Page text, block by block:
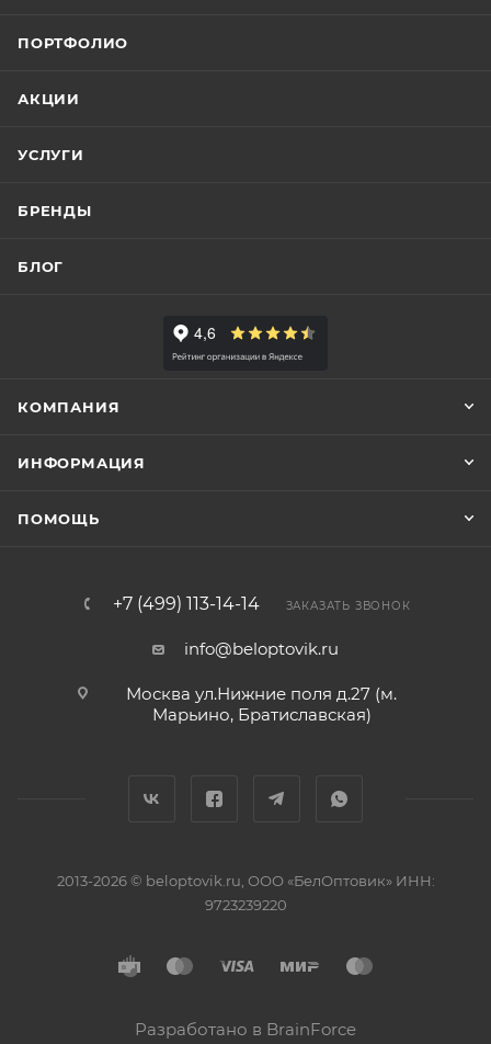
ПОРТФОЛИО
АКЦИИ
УСЛУГИ
БРЕНДЫ
БЛОГ
КОМПАНИЯ
ИНФОРМАЦИЯ
ПОМОЩЬ
+7 (499) 113-14-14 ЗАКАЗАТЬ ЗВОНОК
info@beloptovik.ru
Москва ул.Нижние поля д.27 (м.
Марьино, Братиславская)
2013-2026 © beloptovik.ru, ООО «БелОптовик» ИНН:
9723239220
Разработано в BrainForce